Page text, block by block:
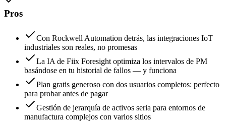
Pros
Con Rockwell Automation detrás, las integraciones IoT
industriales son reales, no promesas
La IA de Fiix Foresight optimiza los intervalos de PM
basándose en tu historial de fallos — y funciona
Plan gratis generoso con dos usuarios completos: perfecto
para probar antes de pagar
Gestión de jerarquía de activos seria para entornos de
manufactura complejos con varios sitios